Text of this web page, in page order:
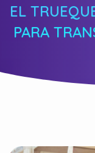
EL
PARA